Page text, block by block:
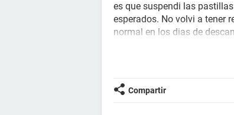
es que suspendi las
esperados. No volvi a tener
normal en los dias de
no paro de pensar!
relacion
Compartir